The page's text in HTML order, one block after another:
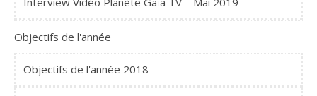
Objectifs de l'année
Objectifs de l'année 2018